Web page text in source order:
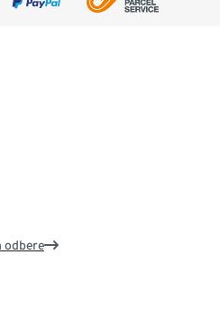
odbere